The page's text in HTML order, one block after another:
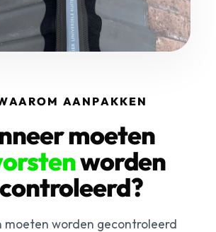
AANPAKKEN
moeten
worden
moeten worden gecontroleerd